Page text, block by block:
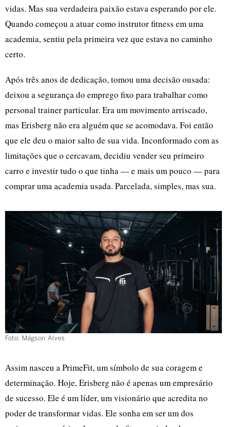
vidas. Mas sua verdadeira paixão estava esperando por ele.
Quando começou a atuar como instrutor fitness em uma
academia, sentiu pela primeira vez que estava no caminho
certo.
Após três anos de dedicação, tomou uma decisão ousada:
deixou a segurança do emprego fixo para trabalhar como
personal trainer particular. Era um movimento arriscado,
mas Erisberg não era alguém que se acomodava. Foi então
que ele deu o maior salto de sua vida. Inconformado com as
limitações que o cercavam, decidiu vender seu primeiro
carro e investir tudo o que tinha — e mais um pouco — para
comprar uma academia usada. Parcelada, simples, mas sua.
Foto: Mágson Alves
Assim nasceu a PrimeFit, um símbolo de sua coragem e
determinação. Hoje, Erisberg não é apenas um empresário
de sucesso. Ele é um líder, um visionário que acredita no
poder de transformar vidas. Ele sonha em ser um dos